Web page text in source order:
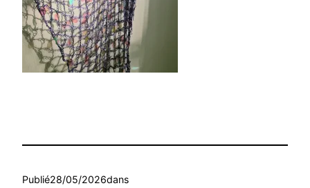
Publié28/05/2026dans